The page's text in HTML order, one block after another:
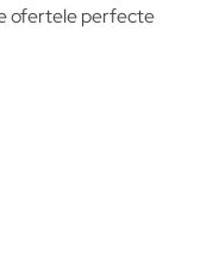
ofertele perfecte